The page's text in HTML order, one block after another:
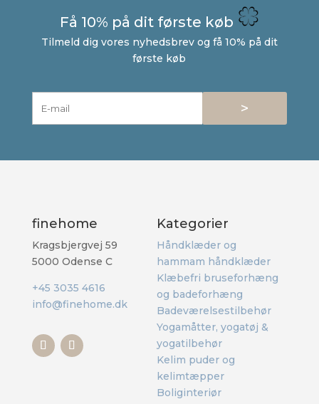
Få 10% på dit første køb
Tilmeld dig vores nyhedsbrev og få 10% på dit
første køb
>
finehome
Kragsbjergvej 59
5000 Odense C
+45 3035 4616
info@finehome.dk
Kategorier
Håndklæder og
hammam håndklæder
Klæbefri bruseforhæng
og badeforhæng
Badeværelsestilbehør
Yogamåtter, yogatøj &
yogatilbehør
Kelim puder og
kelimtæpper
Boliginteriør